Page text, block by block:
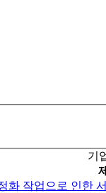
기
화 작업으로 인한